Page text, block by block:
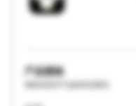
产品规格